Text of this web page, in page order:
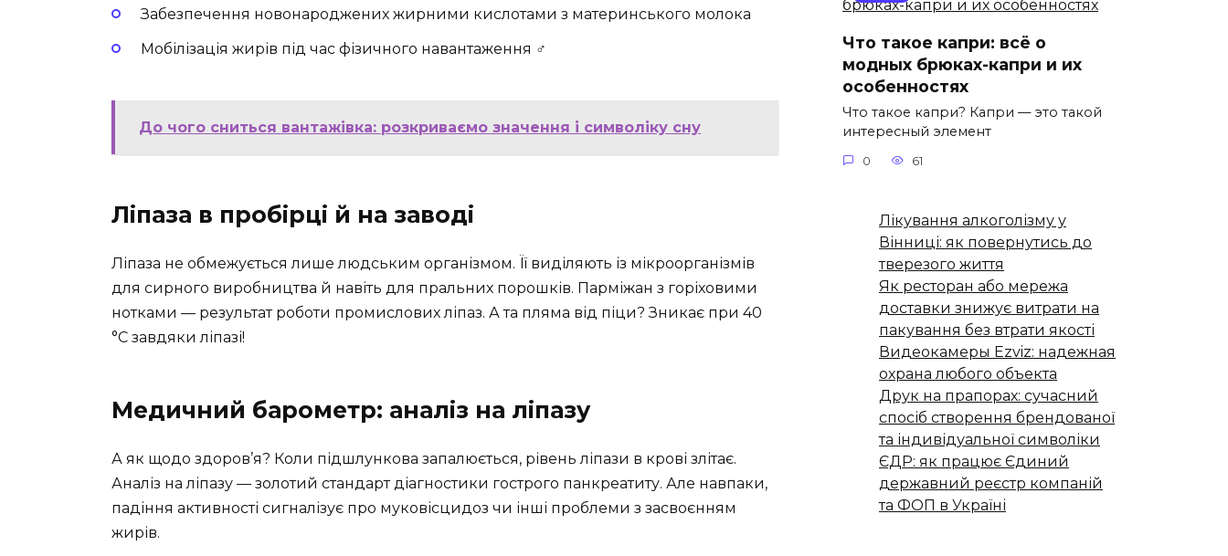
Забезпечення новонароджених жирними кислотами з материнського молока
Мобілізація жирів під час фізичного навантаження ‍♂️
До чого сниться вантажівка: розкриваємо значення і символіку сну
Ліпаза в пробірці й на заводі
Ліпаза не обмежується лише людським організмом. Її виділяють із мікроорганізмів
для сирного виробництва й навіть для пральних порошків. Парміжан з горіховими
нотками — результат роботи промислових ліпаз. А та пляма від піци? Зникає при 40
°C завдяки ліпазі!
Медичний барометр: аналіз на ліпазу
А як щодо здоров’я? Коли підшлункова запалюється, рівень ліпази в крові злітає.
Аналіз на ліпазу — золотий стандарт діагностики гострого панкреатиту. Але навпаки,
падіння активності сигналізує про муковісцидоз чи інші проблеми з засвоєнням
жирів.
Что такое капри: всё о
модных брюках-капри и их
особенностях
Что такое капри? Капри — это такой
интересный элемент
0 61
Лікування алкоголізму у
Вінниці: як повернутись до
тверезого життя
Як ресторан або мережа
доставки знижує витрати на
пакування без втрати якості
Видеокамеры Ezviz: надежная
охрана любого объекта
Друк на прапорах: сучасний
спосіб створення брендованої
та індивідуальної символіки
ЄДР: як працює Єдиний
державний реєстр компаній
та ФОП в Україні